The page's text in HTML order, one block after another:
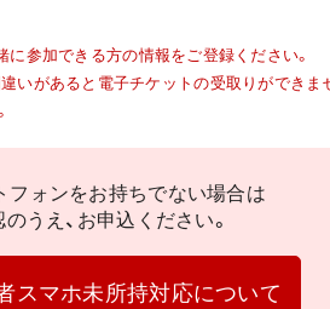
参加できる方の情報をご登録ください。
いがあると電子チケットの受取りができま
フォンをお持ちでない場合は
うえ、お申込ください。
スマホ未所持対応について